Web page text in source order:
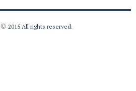
© 2015 All rights reserved.